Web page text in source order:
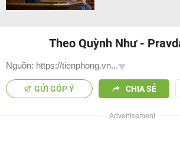
Theo Quỳnh Như -
Nguồn: https://tienphong.vn...
GỬI GÓP Ý CHIA SẺ